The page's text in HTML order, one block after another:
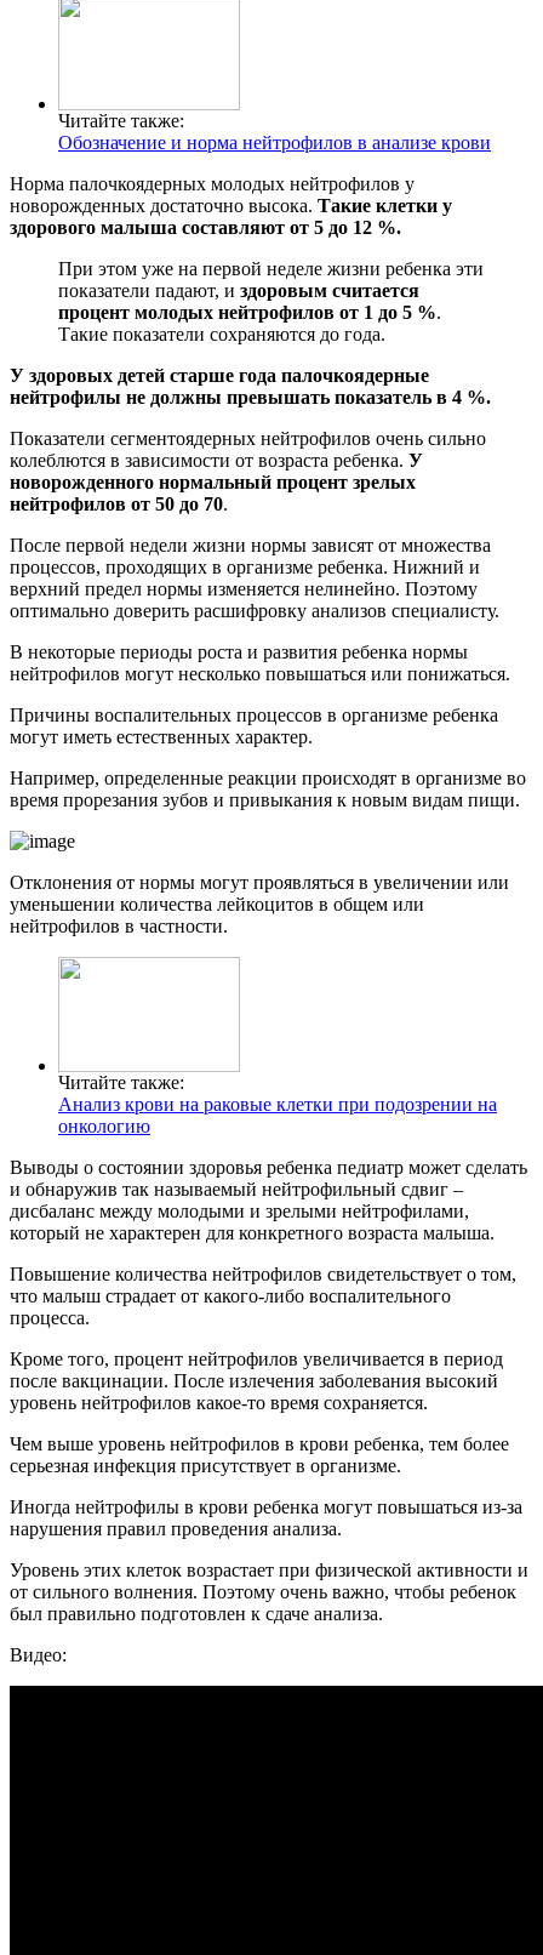
Читайте также:
Обозначение и норма нейтрофилов в анализе крови
Норма палочкоядерных молодых нейтрофилов у
новорожденных достаточно высока. Такие клетки у
здорового малыша составляют от 5 до 12 %.
При этом уже на первой неделе жизни ребенка эти
показатели падают, и здоровым считается
процент молодых нейтрофилов от 1 до 5 %.
Такие показатели сохраняются до года.
У здоровых детей старше года палочкоядерные
нейтрофилы не должны превышать показатель в 4 %.
Показатели сегментоядерных нейтрофилов очень сильно
колеблются в зависимости от возраста ребенка. У
новорожденного нормальный процент зрелых
нейтрофилов от 50 до 70.
После первой недели жизни нормы зависят от множества
процессов, проходящих в организме ребенка. Нижний и
верхний предел нормы изменяется нелинейно. Поэтому
оптимально доверить расшифровку анализов специалисту.
В некоторые периоды роста и развития ребенка нормы
нейтрофилов могут несколько повышаться или понижаться.
Причины воспалительных процессов в организме ребенка
могут иметь естественных характер.
Например, определенные реакции происходят в организме во
время прорезания зубов и привыкания к новым видам пищи.
Отклонения от нормы могут проявляться в увеличении или
уменьшении количества лейкоцитов в общем или
нейтрофилов в частности.
Читайте также:
Анализ крови на раковые клетки при подозрении на
онкологию
Выводы о состоянии здоровья ребенка педиатр может сделать
и обнаружив так называемый нейтрофильный сдвиг –
дисбаланс между молодыми и зрелыми нейтрофилами,
который не характерен для конкретного возраста малыша.
Повышение количества нейтрофилов свидетельствует о том,
что малыш страдает от какого-либо воспалительного
процесса.
Кроме того, процент нейтрофилов увеличивается в период
после вакцинации. После излечения заболевания высокий
уровень нейтрофилов какое-то время сохраняется.
Чем выше уровень нейтрофилов в крови ребенка, тем более
серьезная инфекция присутствует в организме.
Иногда нейтрофилы в крови ребенка могут повышаться из-за
нарушения правил проведения анализа.
Уровень этих клеток возрастает при физической активности и
от сильного волнения. Поэтому очень важно, чтобы ребенок
был правильно подготовлен к сдаче анализа.
Видео: